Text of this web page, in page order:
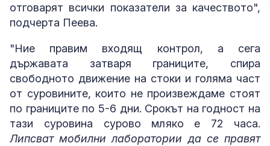
отговарят всички показатели за качеството",
подчерта Пеева.
"Ние правим входящ контрол, а сега
държавата затваря границите, спира
свободното движение на стоки и голяма част
от суровините, които не произвеждаме стоят
по границите по 5-6 дни. Срокът на годност на
тази суровина сурово мляко е 72 часа.
Липсват мобилни лаборатории да се правят